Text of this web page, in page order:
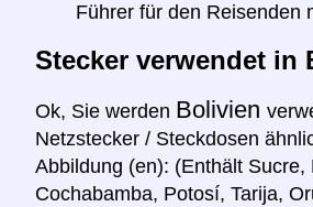
Führer für den Reisenden
Stecker verwendet in
Ok, Sie werden Bolivien
Netzstecker / Steckdosen
Abbildung (en): (Enthält Sucre,
Cochabamba, Potosí, Tarija,